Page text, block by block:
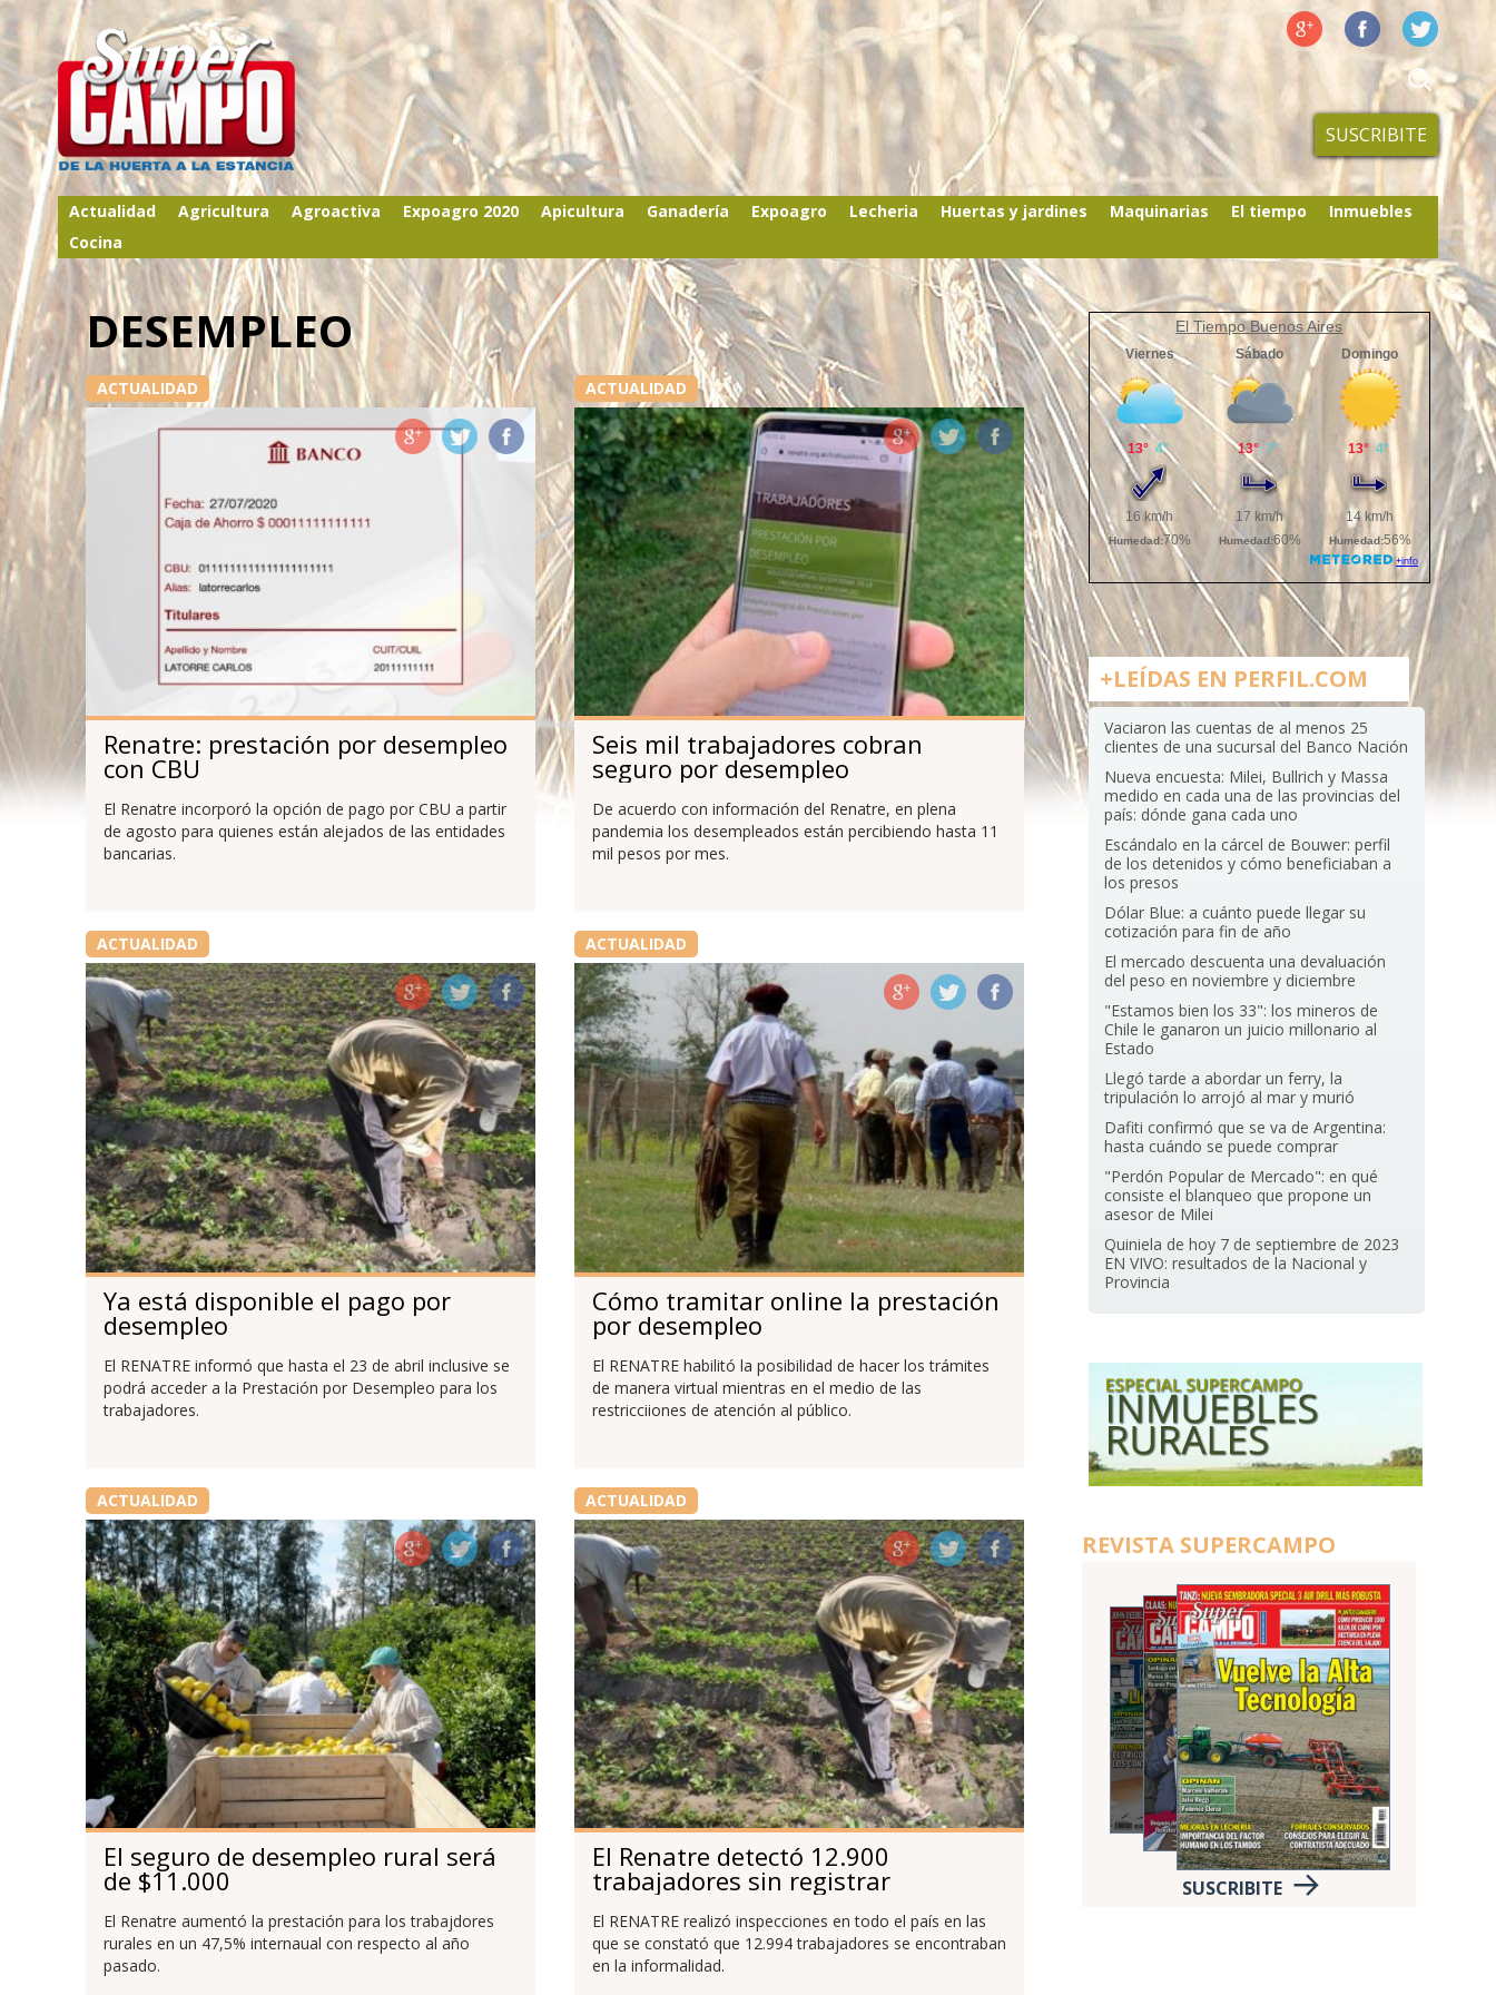
SUSCRIBITE
Actualidad Agricultura Agroactiva Expoagro 2020 Apicultura Ganadería Expoagro Lecheria Huertas y jardines Maquinarias El tiempo
Inmuebles
Cocina
DESEMPLEO
ACTUALIDAD
Renatre: prestación por desempleo
con CBU
El Renatre incorporó la opción de pago por CBU a partir
de agosto para quienes están alejados de las entidades
bancarias.
ACTUALIDAD
Seis mil trabajadores cobran
seguro por desempleo
De acuerdo con información del Renatre, en plena
pandemia los desempleados están percibiendo hasta 11
mil pesos por mes.
ACTUALIDAD
Ya está disponible el pago por
desempleo
El RENATRE informó que hasta el 23 de abril inclusive se
podrá acceder a la Prestación por Desempleo para los
trabajadores.
ACTUALIDAD
Cómo tramitar online la prestación
por desempleo
El RENATRE habilitó la posibilidad de hacer los trámites
de manera virtual mientras en el medio de las
restricciiones de atención al público.
ACTUALIDAD
El seguro de desempleo rural será
de $11.000
El Renatre aumentó la prestación para los trabajdores
rurales en un 47,5% internaual con respecto al año
pasado.
ACTUALIDAD
El Renatre detectó 12.900
trabajadores sin registrar
El RENATRE realizó inspecciones en todo el país en las
que se constató que 12.994 trabajadores se encontraban
en la informalidad.
El Tiempo Buenos Aires
+LEÍDAS EN PERFIL.COM
Vaciaron las cuentas de al menos 25
clientes de una sucursal del Banco Nación
Nueva encuesta: Milei, Bullrich y Massa
medido en cada una de las provincias del
país: dónde gana cada uno
Escándalo en la cárcel de Bouwer: perfil
de los detenidos y cómo beneficiaban a
los presos
Dólar Blue: a cuánto puede llegar su
cotización para fin de año
El mercado descuenta una devaluación
del peso en noviembre y diciembre
"Estamos bien los 33": los mineros de
Chile le ganaron un juicio millonario al
Estado
Llegó tarde a abordar un ferry, la
tripulación lo arrojó al mar y murió
Dafiti confirmó que se va de Argentina:
hasta cuándo se puede comprar
"Perdón Popular de Mercado": en qué
consiste el blanqueo que propone un
asesor de Milei
Quiniela de hoy 7 de septiembre de 2023
EN VIVO: resultados de la Nacional y
Provincia
REVISTA SUPERCAMPO
SUSCRIBITE